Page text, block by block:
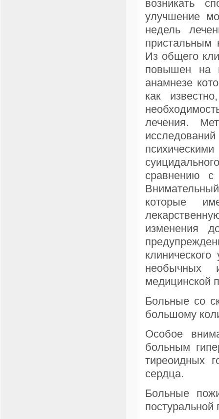
возникать
улучшение
недель
пристальным
Из общего
повышен на
анамнезе
как
лечения.
сравнению
которые
изменения
необычных
медицинской
Больные со
большому
Особое
больным
тиреоидных
сердца.
Больные
постуральной